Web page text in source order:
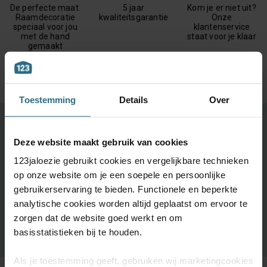
Toestemming Details Over
Deze website maakt gebruik van cookies
123jaloezie gebruikt cookies en vergelijkbare technieken
op onze website om je een soepele en persoonlijke
gebruikerservaring te bieden. Functionele en beperkte
analytische cookies worden altijd geplaatst om ervoor te
zorgen dat de website goed werkt en om
basisstatistieken bij te houden.
Als je toestemming geeft, gebruiken wij marketingcookies
De perfecte maat.
Raamdecoratie
speciaal voor jou
met de hand
gemaakt
5 jaar
kwaliteitsgarantie
Kom je er niet uit?
Onze
klantenservice
staat voor je klaar
Bestel tot maximaal 6 GRATIS monsters
Vandaag vóór 12:00 besteld is morgen in huis
BESTEL GRATIS MONSTERS